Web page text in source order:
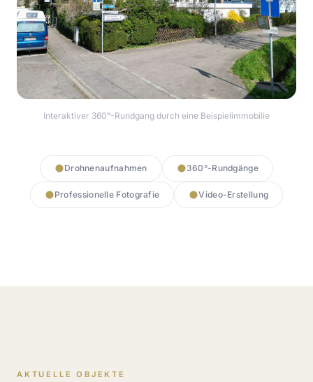
Interaktiver 360°-Rundgang durch eine Beispielimmobilie
Drohnenaufnahmen 360°-Rundgänge
Professionelle Fotografie Video-Erstellung
AKTUELLE OBJEKTE